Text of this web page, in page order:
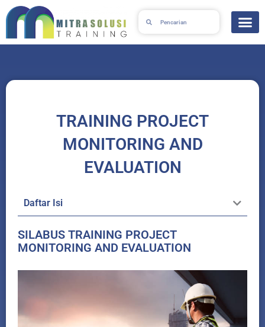
Skip
to
TRAINING PROJECT
MONITORING AND
EVALUATION
Daftar Isi
SILABUS TRAINING PROJECT
MONITORING AND EVALUATION